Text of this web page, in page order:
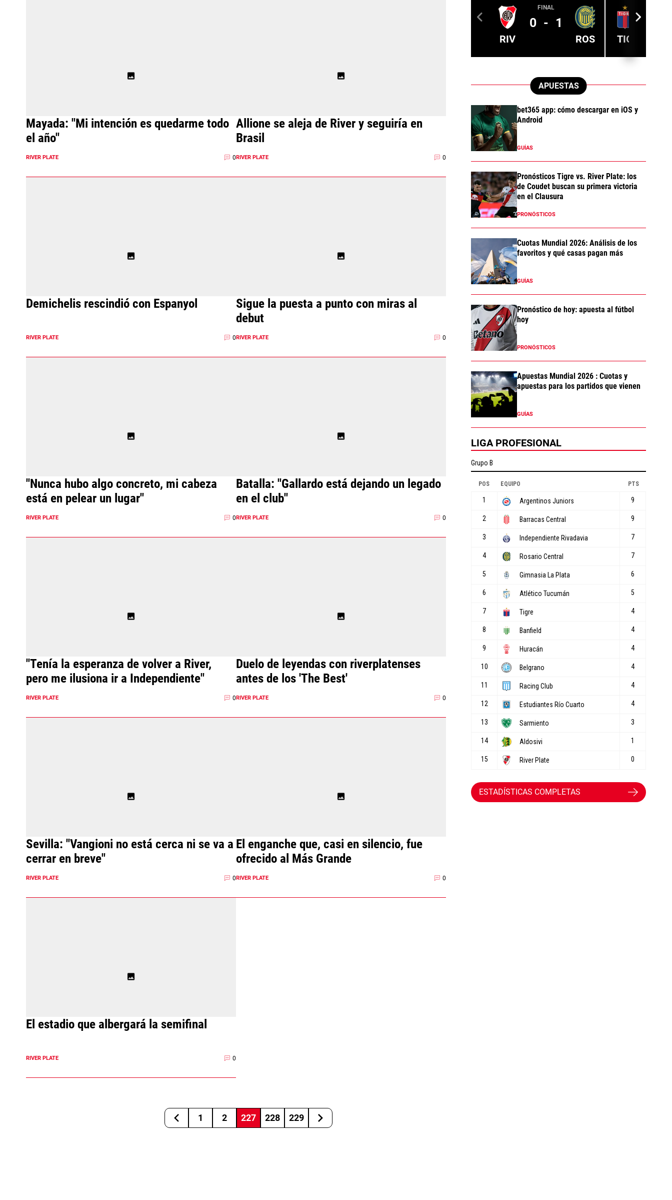
Mayada: "Mi intención es quedarme todo
el año"
RIVER PLATE 0
Allione se aleja de River y seguiría en
Brasil
RIVER PLATE 0
Demichelis rescindió con Espanyol
RIVER PLATE 0
Sigue la puesta a punto con miras al
debut
RIVER PLATE 0
"Nunca hubo algo concreto, mi cabeza
está en pelear un lugar"
RIVER PLATE 0
Batalla: "Gallardo está dejando un legado
en el club"
RIVER PLATE 0
"Tenía la esperanza de volver a River,
pero me ilusiona ir a Independiente"
RIVER PLATE 0
Duelo de leyendas con riverplatenses
antes de los 'The Best'
RIVER PLATE 0
Sevilla: "Vangioni no está cerca ni se va a
cerrar en breve"
RIVER PLATE 0
El enganche que, casi en silencio, fue
ofrecido al Más Grande
RIVER PLATE 0
El estadio que albergará la semifinal
RIVER PLATE 0
1 2 227 228 229
RIV
FINAL
0 - 1
ROS TIG
APUESTAS
bet365 app: cómo descargar en iOS y
Android
GUÍAS
Pronósticos Tigre vs. River Plate: los
de Coudet buscan su primera victoria
en el Clausura
PRONÓSTICOS
Cuotas Mundial 2026: Análisis de los
favoritos y qué casas pagan más
GUÍAS
Pronóstico de hoy: apuesta al fútbol
hoy
PRONÓSTICOS
Apuestas Mundial 2026 : Cuotas y
apuestas para los partidos que vienen
GUÍAS
LIGA PROFESIONAL
ESTADÍSTICAS COMPLETAS